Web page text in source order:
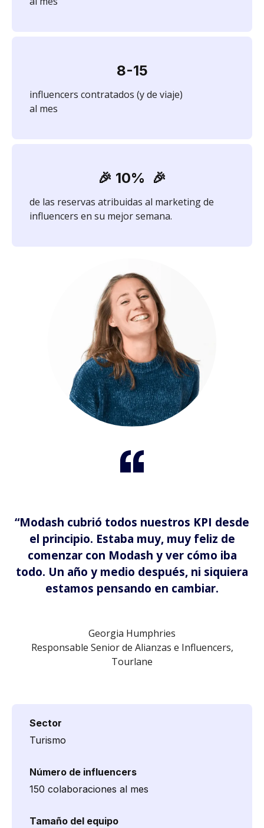
8-15
influencers contratados (y de viaje)
al mes
🎉 10% 🎉
de las reservas atribuidas al marketing de
influencers en su mejor semana.
“Modash cubrió todos nuestros KPI desde
el principio. Estaba muy, muy feliz de
comenzar con Modash y ver cómo iba
todo. Un año y medio después, ni siquiera
estamos pensando en cambiar.
Georgia Humphries
Responsable Senior de Alianzas e Influencers,
Tourlane
Sector
Turismo
Número de influencers
150 colaboraciones al mes
Tamaño del equipo